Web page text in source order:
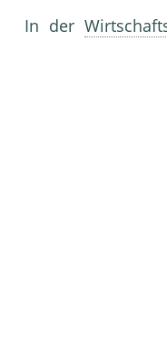
In der